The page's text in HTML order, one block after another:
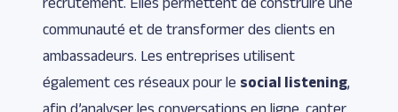
communauté et de transformer des clients en
ambassadeurs. Les entreprises utilisent
également ces réseaux pour le social listening,
afin d’analyser les conversations en ligne, capter